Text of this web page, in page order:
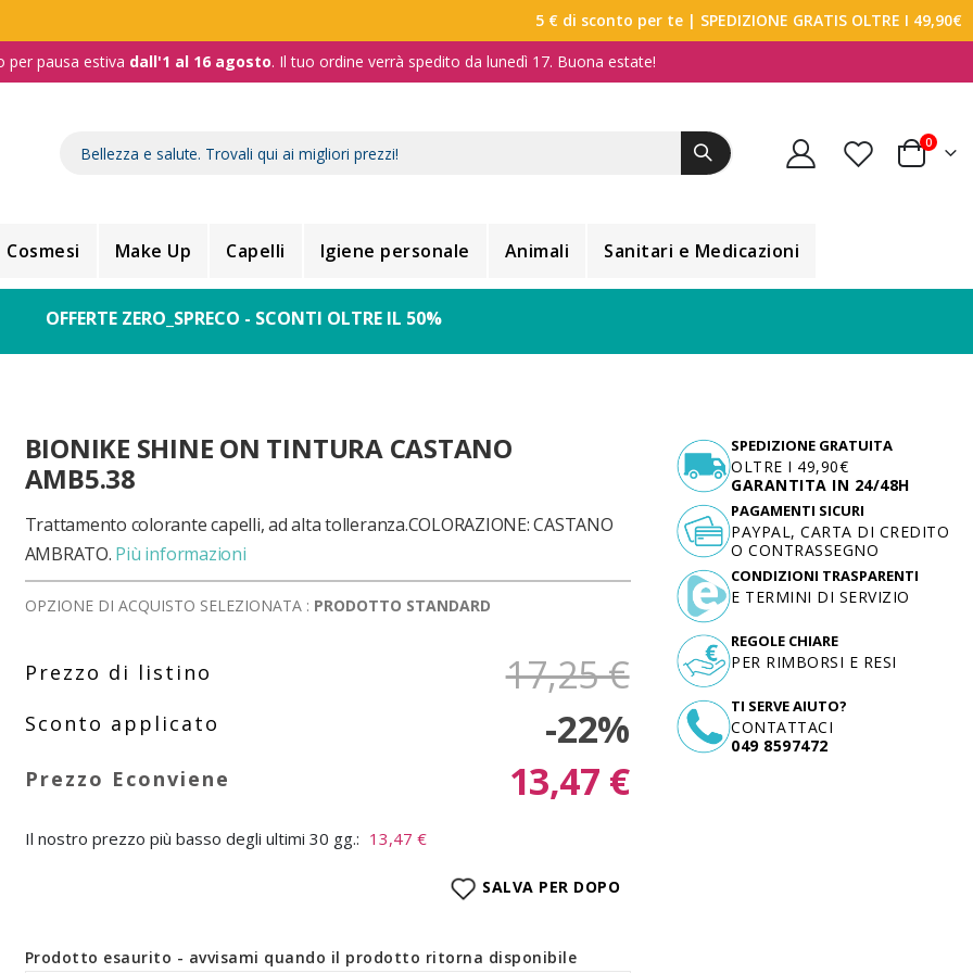
5 € di sconto per te | SPEDIZIONE GRATIS OLTRE I 49,90€
per pausa estiva dall'1 al 16 agosto. Il tuo ordine verrà spedito da lunedì 17. Buona estate!
Carrello
0
Cosmesi Make Up Capelli Igiene personale Animali Sanitari e Medicazioni
OFFERTE ZERO_SPRECO - SCONTI OLTRE IL 50%
BIONIKE SHINE ON TINTURA CASTANO
AMB5.38
Trattamento colorante capelli, ad alta tolleranza.COLORAZIONE: CASTANO
AMBRATO. Più informazioni
OPZIONE DI ACQUISTO SELEZIONATA : PRODOTTO STANDARD
17,25 €
-22%
13,47 €
Il nostro prezzo più basso degli ultimi 30 gg.: 13,47 €
SALVA PER DOPO
Prodotto esaurito - avvisami quando il prodotto ritorna disponibile
SPEDIZIONE GRATUITA
OLTRE I 49,90€
GARANTITA IN 24/48H
TI SERVE AIUTO?
CONTATTACI
049 8597472
PAGAMENTI SICURI
PAYPAL, CARTA DI CREDITO
O CONTRASSEGNO
CONDIZIONI TRASPARENTI
E TERMINI DI SERVIZIO
REGOLE CHIARE
PER RIMBORSI E RESI